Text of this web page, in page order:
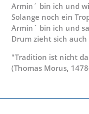
Armin´ bin ich und
Solange noch ein
Armin´ bin ich und
Drum zieht sich
"Tradition ist nicht
(Thomas Morus,